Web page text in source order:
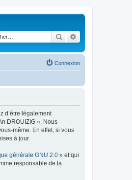
Rechercher
Connexion
d’être légalement
DROUIZIG ». Nous
même. En effet, si vous
à jour.
générale GNU 2.0 » et qui
responsable de la